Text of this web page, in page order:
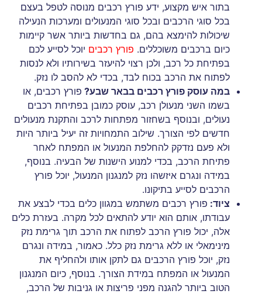
בתור איש מקצוע, ידע פורץ רכבים מנוסה לטפל בעצם
בכל סוגי הרכבים ובכל סוגי המנעולים ומערכות הנעילה
שיכולות להימצא בהם, גם בחדשות ביותר אשר קיימות
כיום ברכבים משוכללים. פורץ רכבים יוכל לסייע לכם
בפתיחת כל רכב, ולכן רצוי להיעזר בשירותיו ולא לנסות
לפתוח את הרכב בכוח לבד, בכדי לא להסב לו נזק.
במה עוסק פורץ רכבים בבאר שבע? פורץ רכבים, או
בשמו השני מנעולן רכב, עוסק כמובן בפתיחת רכבים
נעולים, ובנוסף בשחזור מפתחות לרכב והתקנת מנעולים
חדשים לפי הצורך. שילוב התמחויות זה יעיל ביותר היות
ולא פעם נזדקק להחלפת המנעול או המפתח לאחר
פתיחת הרכב, בכדי למנוע הישנות של הבעיה. בנוסף,
במידה ונגרם איזשהו נזק למנגנון המנעול, יוכל פורץ
הרכבים לסייע בתיקונו.
ציוד: פורץ רכבים משתמש במגוון כלים בכדי לבצע את
עבודתו, אותם הוא יודע להתאים לכל מקרה. בעזרת כלים
אלה, יכול פורץ הרכב לפתוח את הרכב תוך גרימת נזק
מינימאלי או ללא גרימת נזק כלל. כאמור, במידה ונגרם
נזק, יוכל פורץ הרכבים גם לתקן אותו ולהחליף את
המנעול או המפתח במידת הצורך. בנוסף, כיום המנגנון
הטוב ביותר להגנה מפני פריצות או גניבות של הרכב,